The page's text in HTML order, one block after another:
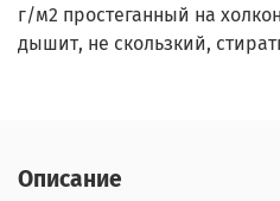
г/м2 простеганный на
дышит, не скользкий,
Описание